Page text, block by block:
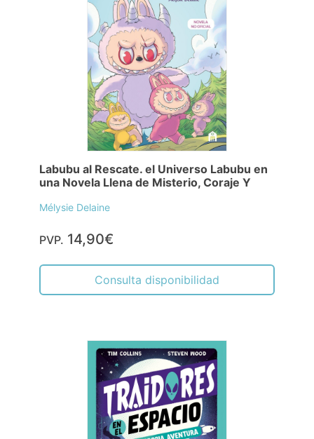
Labubu al Rescate. el Universo Labubu en
una Novela Llena de Misterio, Coraje Y
Mélysie Delaine
PVP. 14,90€
Consulta disponibilidad